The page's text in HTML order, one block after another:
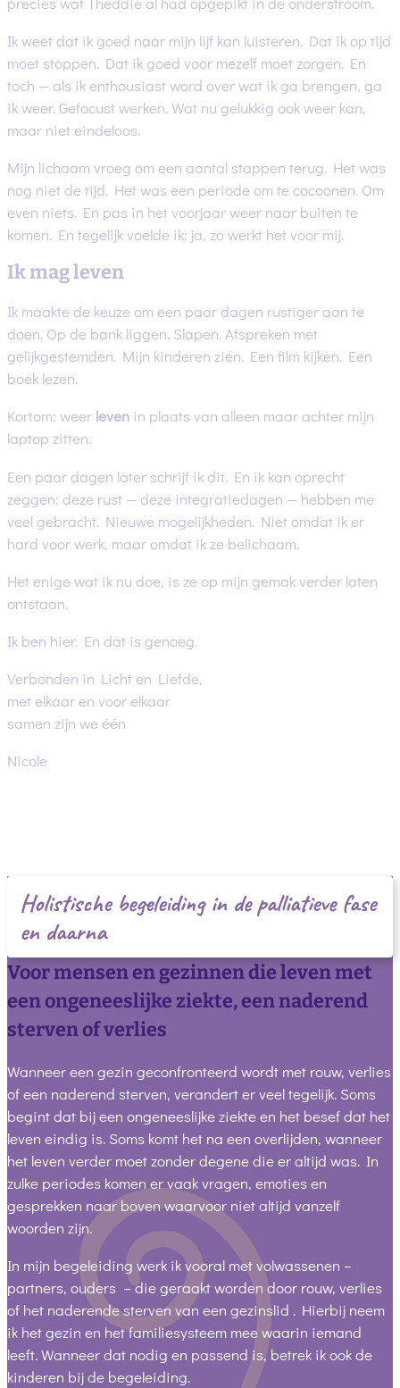
Ik weet dat ik goed naar mijn lijf kan luisteren. Dat ik op tijd
moet stoppen. Dat ik goed voor mezelf moet zorgen. En
toch — als ik enthousiast word over wat ik ga brengen, ga
ik weer. Gefocust werken. Wat nu gelukkig ook weer kan,
maar niet eindeloos.
Mijn lichaam vroeg om een aantal stappen terug. Het was
nog niet de tijd. Het was een periode om te cocoonen. Om
even niets. En pas in het voorjaar weer naar buiten te
komen. En tegelijk voelde ik: ja, zo werkt het voor mij.
Ik mag leven
Ik maakte de keuze om een paar dagen rustiger aan te
doen. Op de bank liggen. Slapen. Afspreken met
gelijkgestemden. Mijn kinderen zien. Een film kijken. Een
boek lezen.
Kortom: weer leven in plaats van alleen maar achter mijn
laptop zitten.
Een paar dagen later schrijf ik dit. En ik kan oprecht
zeggen: deze rust — deze integratiedagen — hebben me
veel gebracht. Nieuwe mogelijkheden. Niet omdat ik er
hard voor werk, maar omdat ik ze belichaam.
Het enige wat ik nu doe, is ze op mijn gemak verder laten
ontstaan.
Ik ben hier. En dat is genoeg.
Verbonden in Licht en Liefde,
met elkaar en voor elkaar
samen zijn we één
Nicole
Holistische begeleiding in de palliatieve fase
en daarna
Voor mensen en gezinnen die leven met
een ongeneeslijke ziekte, een naderend
sterven of verlies
Wanneer een gezin geconfronteerd wordt met rouw, verlies
of een naderend sterven, verandert er veel tegelijk. Soms
begint dat bij een ongeneeslijke ziekte en het besef dat het
leven eindig is. Soms komt het na een overlijden, wanneer
het leven verder moet zonder degene die er altijd was. In
zulke periodes komen er vaak vragen, emoties en
gesprekken naar boven waarvoor niet altijd vanzelf
woorden zijn.
In mijn begeleiding werk ik vooral met volwassenen –
partners, ouders – die geraakt worden door rouw, verlies
of het naderende sterven van een gezinslid . Hierbij neem
ik het gezin en het familiesysteem mee waarin iemand
leeft. Wanneer dat nodig en passend is, betrek ik ook de
kinderen bij de begeleiding.